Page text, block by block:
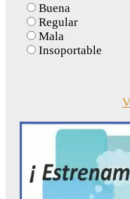
Buena
Regular
Mala
Insoportable